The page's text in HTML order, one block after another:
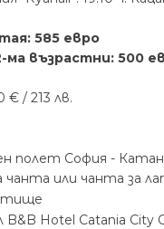
585 евро
ма възрастни: 500
€ / 213 лв.
София -
чанта или чанта за
Hotel Catania City